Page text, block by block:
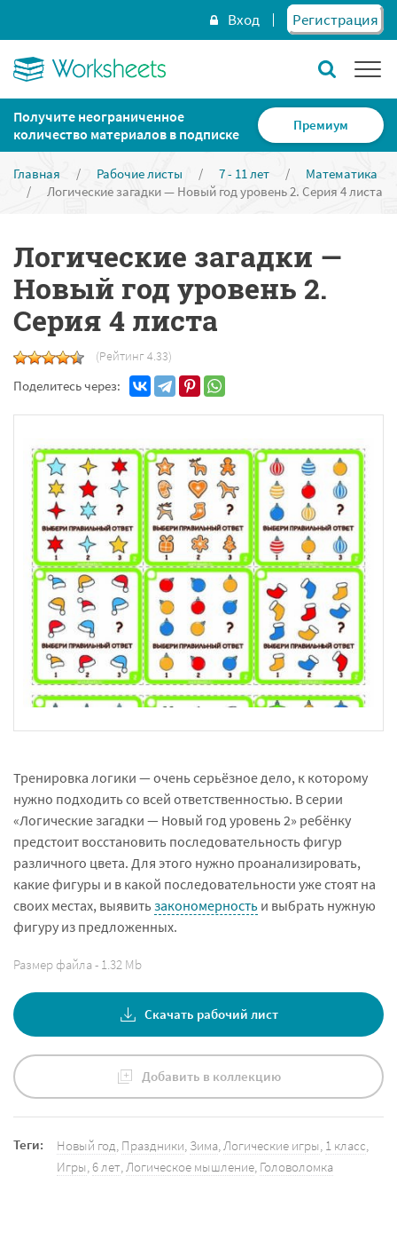
Вход Регистрация
Получите неограниченное
количество материалов в подписке
Премиум
Главная / Рабочие листы / 7 - 11 лет /
Математика
/
Логические загадки — Новый год уровень 2. Серия 4 листа
Логические загадки —
Новый год уровень 2.
Серия 4 листа
(Рейтинг 4.33)
Поделитесь через:
Тренировка логики — очень серьёзное дело, к которому
нужно подходить со всей ответственностью. В серии
«Логические загадки — Новый год уровень 2» ребёнку
предстоит восстановить последовательность фигур
различного цвета. Для этого нужно проанализировать,
какие фигуры и в какой последовательности уже стоят на
своих местах, выявить закономерность и выбрать нужную
фигуру из предложенных.
Размер файла - 1.32 Mb
Скачать рабочий лист
Добавить в коллекцию
Теги: Новый год Праздники Зима Логические игры 1 класс
Игры 6 лет Логическое мышление Головоломка